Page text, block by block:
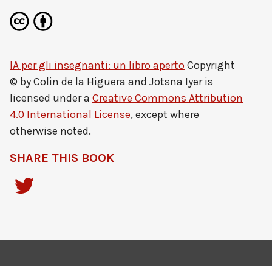
IA per gli insegnanti: un libro apertoCopyright
© byColin de la Higuera and Jotsna Iyeris
licensed under a Creative Commons Attribution
4.0 International License, except where
otherwise noted.
SHARE THIS BOOK